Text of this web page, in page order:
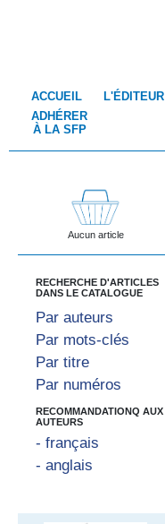
ACCUEIL L'ÉDITEUR
ADHÉRER
À LA SFP
Aucun article
RECHERCHE D'ARTICLES
DANS LE CATALOGUE
Par auteurs
Par mots-clés
Par titre
Par numéros
RECOMMANDATIONQ AUX
AUTEURS
- français
- anglais